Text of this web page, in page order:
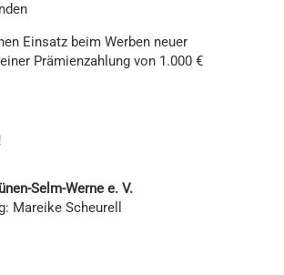
Einsatz beim Werben neuer
Prämienzahlung von 1.000 €
Selm-Werne e. V.
Mareike Scheurell